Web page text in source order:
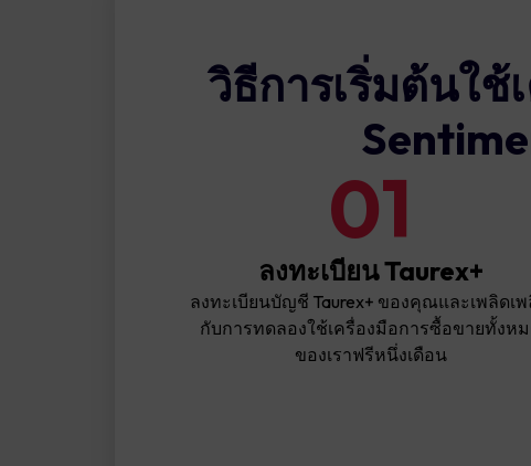
วิธีการเริ่มต้นใช้
01
ลงทะเบียน Taurex+
ลงทะเบียนบัญชี Taurex+ ของคุณและเพลิดเ
กับการทดลองใช้เครื่องมือการซื้อขายทั้งห
ของเราฟรีหนึ่งเดือน